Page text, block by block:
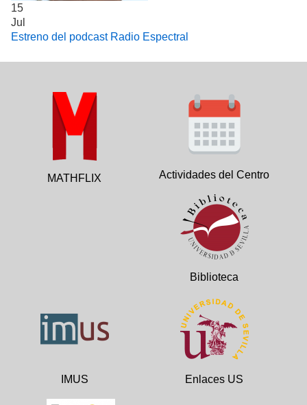
15
Jul
Estreno del podcast Radio Espectral
MATHFLIX Actividades del Centro
Biblioteca
IMUS Enlaces US